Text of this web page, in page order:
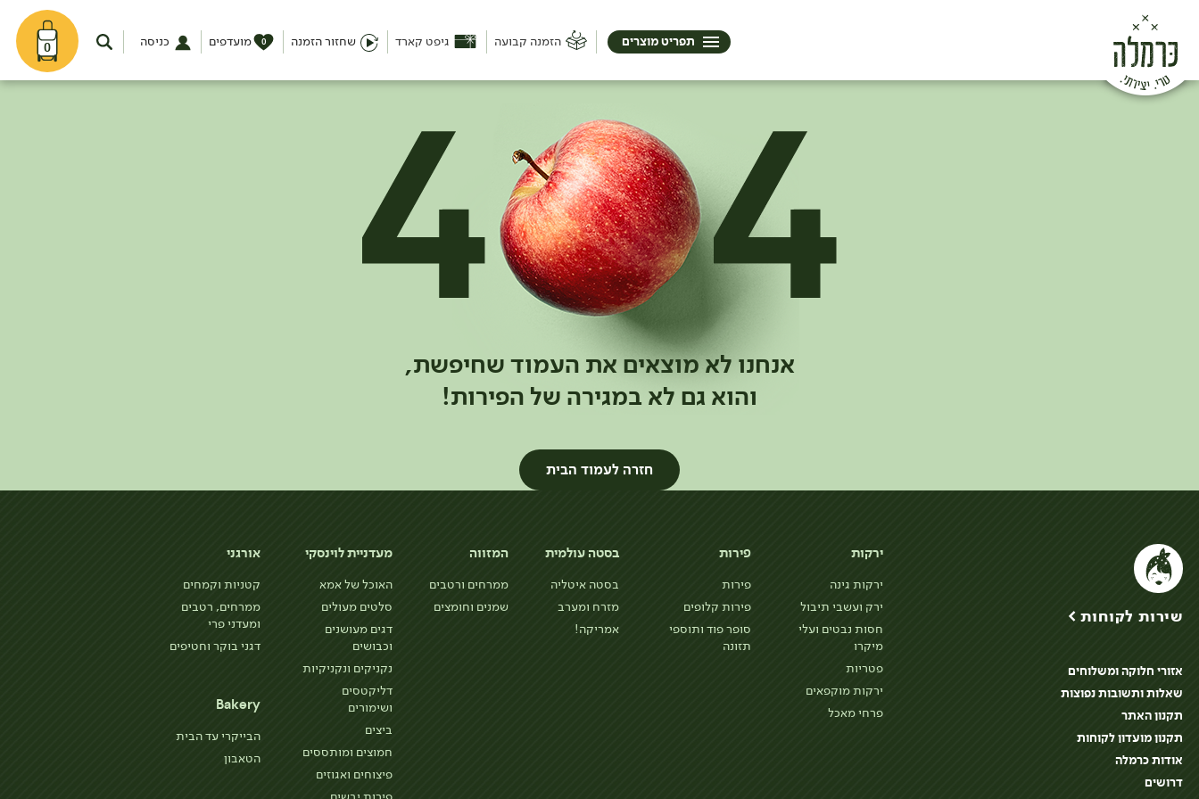
0 הזמנה קבועה גיפט קארד שחזור הזמנה מועדפים 0 כניסה תפריט מוצרים
אנחנו לא מוצאים את העמוד שחיפשת,
והוא גם לא במגירה של הפירות!
חזרה לעמוד הבית
ירקות
ירקות גינה
ירק ועשבי תיבול
חסות נבטים ועלי
מיקרו
פטריות
ירקות מוקפאים
פרחי מאכל
פירות
פירות
פירות קלופים
סופר פוד ותוספי
תזונה
בסטה עולמית
בסטה איטליה
מזרח ומערב
אמריקה!
המזווה
ממרחים ורטבים
שמנים וחומצים
מעדניית לוינסקי
האוכל של אמא
סלטים מעולים
דגים מעושנים
וכבושים
נקניקים ונקניקיות
דליקטסים
ושימורים
ביצים
חמוצים ומותססים
פיצוחים ואגוזים
אורגני
קטניות וקמחים
ממרחים, רטבים
ומעדני פרי
דגני בוקר וחטיפים
Bakery
הבייקרי עד הבית
הטאבון
שירות לקוחות >
אזורי חלוקה ומשלוחים
שאלות ותשובות נפוצות
תקנון האתר
תקנון מועדון לקוחות
אודות כרמלה
דרושים